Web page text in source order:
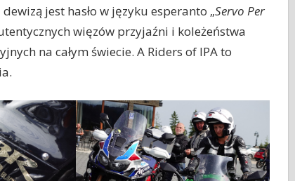
jest hasło w języku esperanto „Servo Per
więzów przyjaźni i koleżeństwa
na całym świecie. A Riders of IPA to